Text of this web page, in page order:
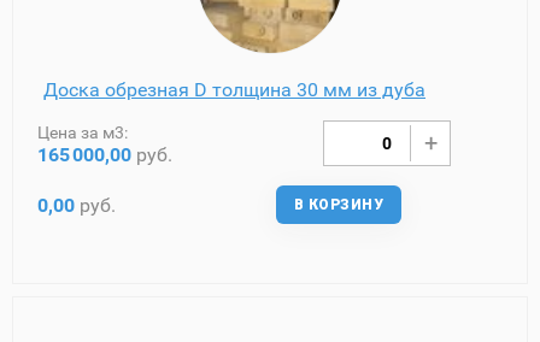
Доска обрезная D толщина 30 мм из дуба
Цена за м3:
165000,00 руб.
0,00 руб. В КОРЗИНУ